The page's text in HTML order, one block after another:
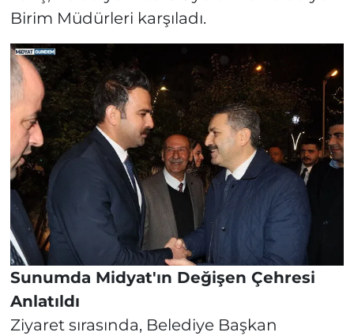
Birim Müdürleri karşıladı.
Sunumda Midyat'ın Değişen Çehresi
Anlatıldı
Ziyaret sırasında, Belediye Başkan